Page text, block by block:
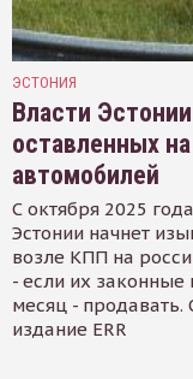
ЭСТОНИЯ
Власти
оставленных
автомобилей
С октября 2025
Эстонии начнет
возле КПП на
- если их законные
месяц - продавать.
издание ERR